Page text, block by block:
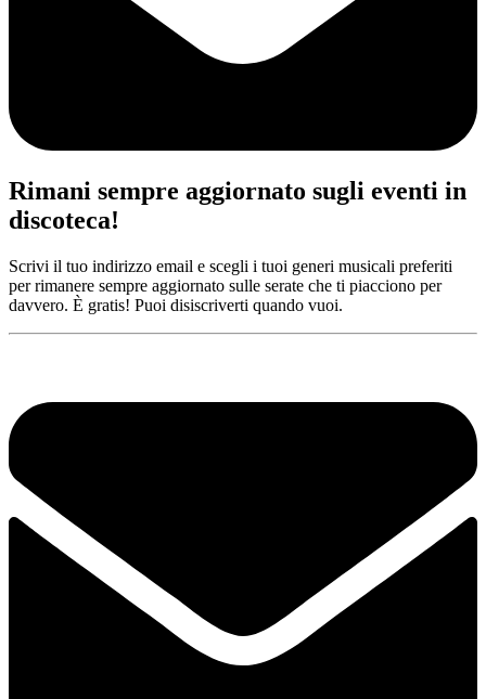
Rimani sempre aggiornato sugli eventi in
discoteca!
Scrivi il tuo indirizzo email e scegli i tuoi generi musicali preferiti
per rimanere sempre aggiornato sulle serate che ti piacciono per
davvero. È gratis! Puoi disiscriverti quando vuoi.